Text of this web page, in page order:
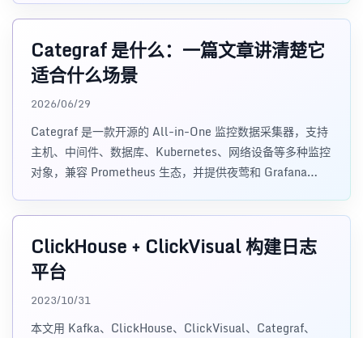
署模式。
Categraf 是什么：一篇文章讲清楚它
适合什么场景
2026/06/29
Categraf 是一款开源的 All-in-One 监控数据采集器，支持
主机、中间件、数据库、Kubernetes、网络设备等多种监控
对象，兼容 Prometheus 生态，并提供夜莺和 Grafana
ClickHouse + ClickVisual 构建日志
平台
2023/10/31
本文用 Kafka、ClickHouse、ClickVisual、Categraf、